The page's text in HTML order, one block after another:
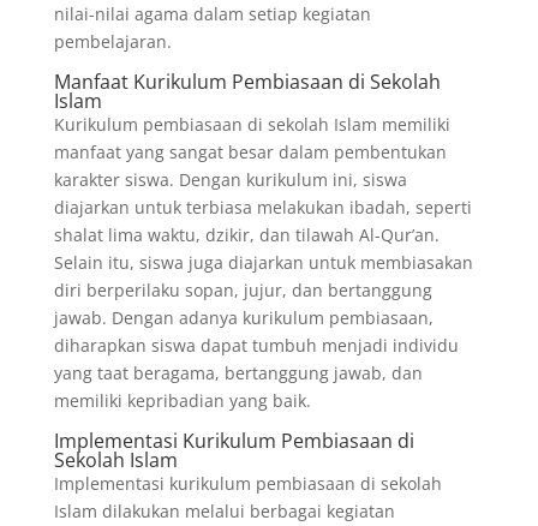
nilai-nilai agama dalam setiap kegiatan
pembelajaran.
Manfaat Kurikulum Pembiasaan di Sekolah
Islam
Kurikulum pembiasaan di sekolah Islam memiliki
manfaat yang sangat besar dalam pembentukan
karakter siswa. Dengan kurikulum ini, siswa
diajarkan untuk terbiasa melakukan ibadah, seperti
shalat lima waktu, dzikir, dan tilawah Al-Qur’an.
Selain itu, siswa juga diajarkan untuk membiasakan
diri berperilaku sopan, jujur, dan bertanggung
jawab. Dengan adanya kurikulum pembiasaan,
diharapkan siswa dapat tumbuh menjadi individu
yang taat beragama, bertanggung jawab, dan
memiliki kepribadian yang baik.
Implementasi Kurikulum Pembiasaan di
Sekolah Islam
Implementasi kurikulum pembiasaan di sekolah
Islam dilakukan melalui berbagai kegiatan